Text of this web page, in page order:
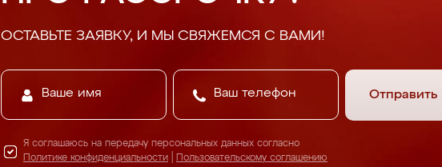
ОСТАВЬТЕ ЗАЯВКУ, И МЫ СВЯЖЕМСЯ С ВАМИ!
Отправить
Я соглашаюсь на передачу персональных данных согласно
Политике конфиденциальности
Пользовательскому соглашению